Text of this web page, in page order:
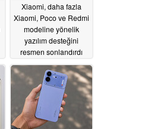
Xiaomi, daha fazla
Xiaomi, Poco ve Redmi
modeline yönelik
yazılım desteğini
resmen sonlandırdı
07/05/2026